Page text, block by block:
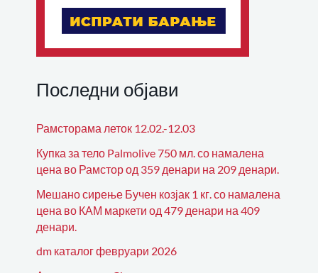
Последни објави
Рамсторама леток 12.02.-12.03
Купка за тело Palmolive 750 мл. со намалена
цена во Рамстор од 359 денари на 209 денари.
Мешано сирење Бучен козјак 1 кг. со намалена
цена во КАМ маркети од 479 денари на 409
денари.
dm каталог февруари 2026